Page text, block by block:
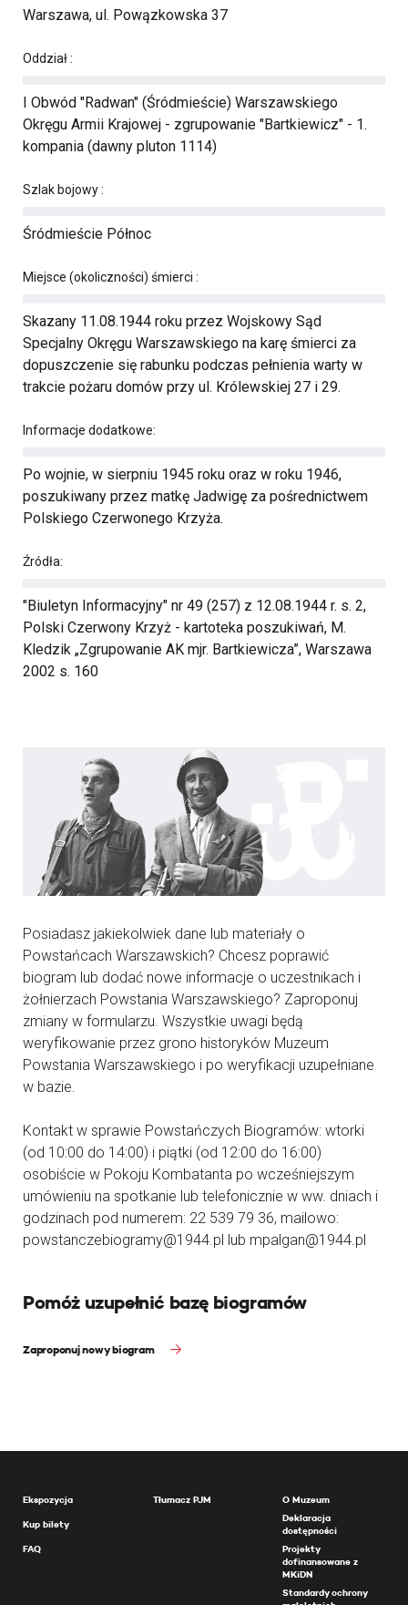
Warszawa, ul. Powązkowska 37
Oddział :
I Obwód "Radwan" (Śródmieście) Warszawskiego
Okręgu Armii Krajowej - zgrupowanie "Bartkiewicz" - 1.
kompania (dawny pluton 1114)
Szlak bojowy :
Śródmieście Północ
Miejsce (okoliczności) śmierci :
Skazany 11.08.1944 roku przez Wojskowy Sąd
Specjalny Okręgu Warszawskiego na karę śmierci za
dopuszczenie się rabunku podczas pełnienia warty w
trakcie pożaru domów przy ul. Królewskiej 27 i 29.
Informacje dodatkowe:
Po wojnie, w sierpniu 1945 roku oraz w roku 1946,
poszukiwany przez matkę Jadwigę za pośrednictwem
Polskiego Czerwonego Krzyża.
Źródła:
"Biuletyn Informacyjny" nr 49 (257) z 12.08.1944 r. s. 2,
Polski Czerwony Krzyż - kartoteka poszukiwań, M.
Kledzik „Zgrupowanie AK mjr. Bartkiewicza”, Warszawa
2002 s. 160
Posiadasz jakiekolwiek dane lub materiały o
Powstańcach Warszawskich? Chcesz poprawić
biogram lub dodać nowe informacje o uczestnikach i
żołnierzach Powstania Warszawskiego? Zaproponuj
zmiany w formularzu. Wszystkie uwagi będą
weryfikowanie przez grono historyków Muzeum
Powstania Warszawskiego i po weryfikacji uzupełniane
w bazie.
Kontakt w sprawie Powstańczych Biogramów: wtorki
(od 10:00 do 14:00) i piątki (od 12:00 do 16:00)
osobiście w Pokoju Kombatanta po wcześniejszym
umówieniu na spotkanie lub telefonicznie w ww. dniach i
godzinach pod numerem: 22 539 79 36, mailowo:
powstanczebiogramy@1944.pl lub mpalgan@1944.pl
Pomóż uzupełnić bazę biogramów
Zaproponuj nowy biogram
Ekspozycja
Kup bilety
FAQ
Tłumacz PJM
O Muzeum
Deklaracja
dostępności
Projekty
dofinansowane z
MKiDN
Standardy ochrony